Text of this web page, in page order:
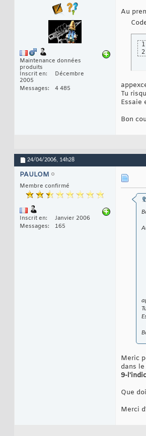
51
61
Maintenance données
produits
Inscrit en
Décembre
2005
Messages
4 485
Au
1
2
Tu
Essaie
Bon
24/04/2006, 14h28
PAULOM
Membre confirmé
Inscrit en
Janvier 2006
Messages
165
Meric
dans
9-
Que
Merci